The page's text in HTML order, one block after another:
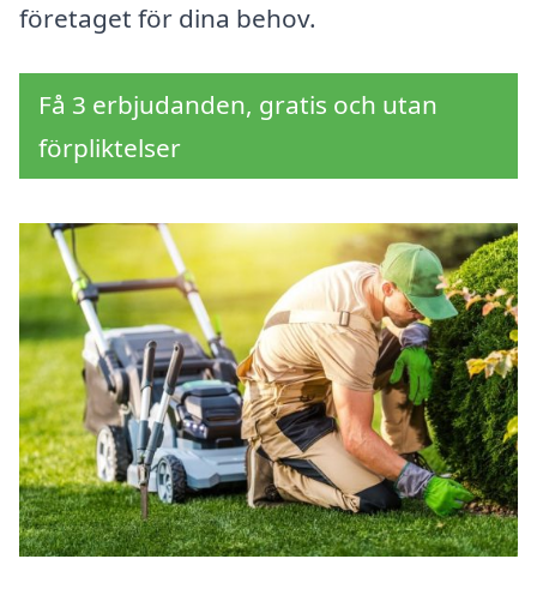
företaget för dina behov.
Få 3 erbjudanden, gratis och utan
förpliktelser